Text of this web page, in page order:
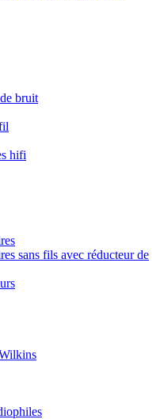
bruit
hifi
sans fils avec réducteur de